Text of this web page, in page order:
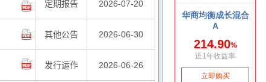
定期报告 2026-07-20
其他公告 2026-06-30
发行运作 2026-06-26